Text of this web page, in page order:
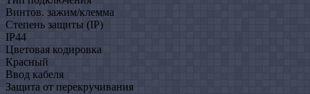
Винтов. зажим/клемма
Степень защиты (IP)
IP44
Цветовая кодировка
Красный
Ввод кабеля
Защита от перекручивания